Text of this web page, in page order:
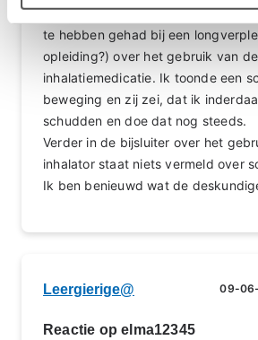
me wel herinneren de afgelopen
te hebben gehad bij een
opleiding?) over het gebruik van de
inhalatiemedicatie. Ik toonde een
beweging en zij zei, dat ik
schudden en doe dat nog steeds.
Verder in de bijsluiter over het
inhalator staat niets vermeld over
Ik ben benieuwd wat de
Leergierige@ 09-06-
Reactie op elma12345